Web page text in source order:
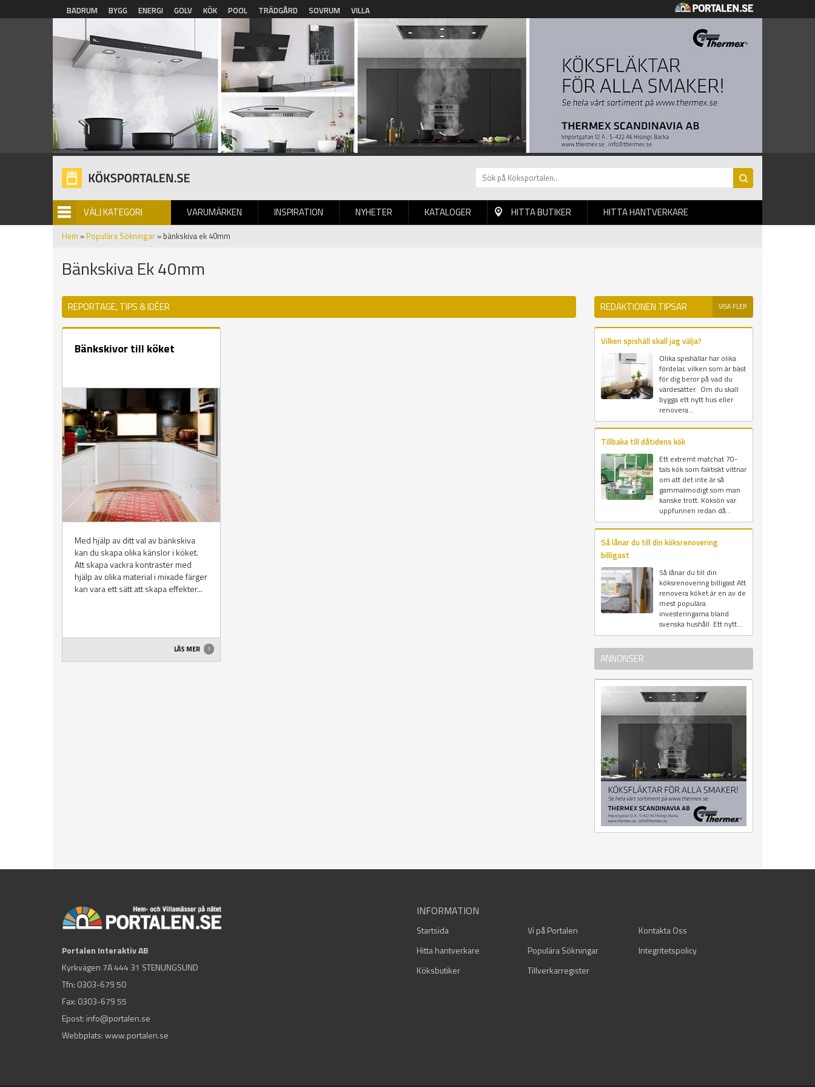
Hoppa till huvudinnehåll
BADRUM BYGG ENERGI GOLV KÖK POOL TRÄDGÅRD SOVRUM VILLA
VÄLJ KATEGORI VARUMÄRKEN INSPIRATION NYHETER
BILDGALLERI KATALOGER HITTA BUTIKER HITTA HANTVERKARE
Hem » Populära Sökningar » bänkskiva ek 40mm
Bänkskiva Ek 40mm
REPORTAGE, TIPS & IDÉER
Bänkskivor till köket
Med hjälp av ditt val av bänkskiva
kan du skapa olika känslor i köket.
Att skapa vackra kontraster med
hjälp av olika material i mixade färger
kan vara ett sätt att skapa effekter...
LÄS MER
REDAKTIONEN TIPSAR VISA FLER
Vilken spishäll skall jag välja?
Olika spishällar har olika
fördelar, vilken som är bäst
för dig beror på vad du
värdesätter. Om du skall
bygga ett nytt hus eller
renovera...
Tillbaka till dåtidens kök
Ett extremt matchat 70-
tals kök som faktiskt vittnar
om att det inte är så
gammalmodigt som man
kanske trott. Köksön var
uppfunnen redan då...
Så lånar du till din köksrenovering
billigast
Så lånar du till din
köksrenovering billigast Att
renovera köket är en av de
mest populära
investeringarna bland
svenska hushåll. Ett nytt...
ANNONSER
Portalen Interaktiv AB
Kyrkvägen 7A 444 31 STENUNGSUND
Tfn: 0303-679 50
Fax: 0303-679 55
Epost: info@portalen.se
Webbplats: www.portalen.se
INFORMATION
Startsida Vi på Portalen
Kontakta Oss
Hitta hantverkare
Populära Sökningar
Integritetspolicy
Köksbutiker
Tillverkarregister